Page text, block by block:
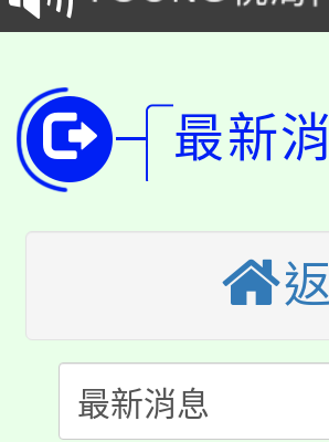
局官網。
8月14至27日
開!
田徑場及游
桃園市低收
半價優惠，
大園自造教
份教師增能
大溪自造教
份教師研習
淨零綠生活
會
115年食農教
程
「本色祭」8/
最新